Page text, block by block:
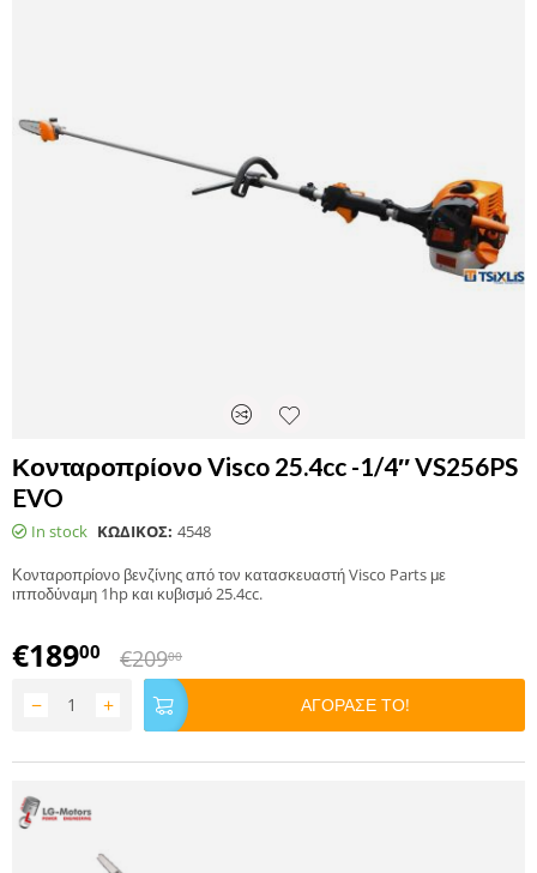
Κονταροπρίονο Visco 25.4cc -1/4″ VS256PS
EVO
In stock ΚΩΔΙΚΟΣ: 4548
Κονταροπρίονο βενζίνης από τον κατασκευαστή Visco Parts με
ιπποδύναμη 1hp και κυβισμό 25.4cc.
€18900 €20900
+
− ΑΓΟΡΑΣΕ ΤΟ!